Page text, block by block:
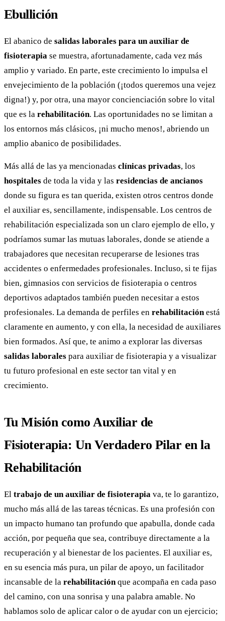
Ebullición
El abanico de salidas laborales para un auxiliar de
fisioterapia se muestra, afortunadamente, cada vez más
amplio y variado. En parte, este crecimiento lo impulsa el
envejecimiento de la población (¡todos queremos una vejez
digna!) y, por otra, una mayor concienciación sobre lo vital
que es la rehabilitación. Las oportunidades no se limitan a
los entornos más clásicos, ¡ni mucho menos!, abriendo un
amplio abanico de posibilidades.
Más allá de las ya mencionadas clínicas privadas, los
hospitales de toda la vida y las residencias de ancianos
donde su figura es tan querida, existen otros centros donde
el auxiliar es, sencillamente, indispensable. Los centros de
rehabilitación especializada son un claro ejemplo de ello, y
podríamos sumar las mutuas laborales, donde se atiende a
trabajadores que necesitan recuperarse de lesiones tras
accidentes o enfermedades profesionales. Incluso, si te fijas
bien, gimnasios con servicios de fisioterapia o centros
deportivos adaptados también pueden necesitar a estos
profesionales. La demanda de perfiles en rehabilitaciónestá
claramente en aumento, y con ella, la necesidad de auxiliares
bien formados. Así que, te animo a explorar las diversas
salidas laborales para auxiliar de fisioterapia y a visualizar
tu futuro profesional en este sector tan vital y en
crecimiento.
Tu Misión como Auxiliar de
Fisioterapia: Un Verdadero Pilar en la
Rehabilitación
El trabajo de un auxiliar de fisioterapia va, te lo garantizo,
mucho más allá de las tareas técnicas. Es una profesión con
un impacto humano tan profundo que apabulla, donde cada
acción, por pequeña que sea, contribuye directamente a la
recuperación y al bienestar de los pacientes. El auxiliar es,
en su esencia más pura, un pilar de apoyo, un facilitador
incansable de la rehabilitación que acompaña en cada paso
del camino, con una sonrisa y una palabra amable. No
hablamos solo de aplicar calor o de ayudar con un ejercicio;